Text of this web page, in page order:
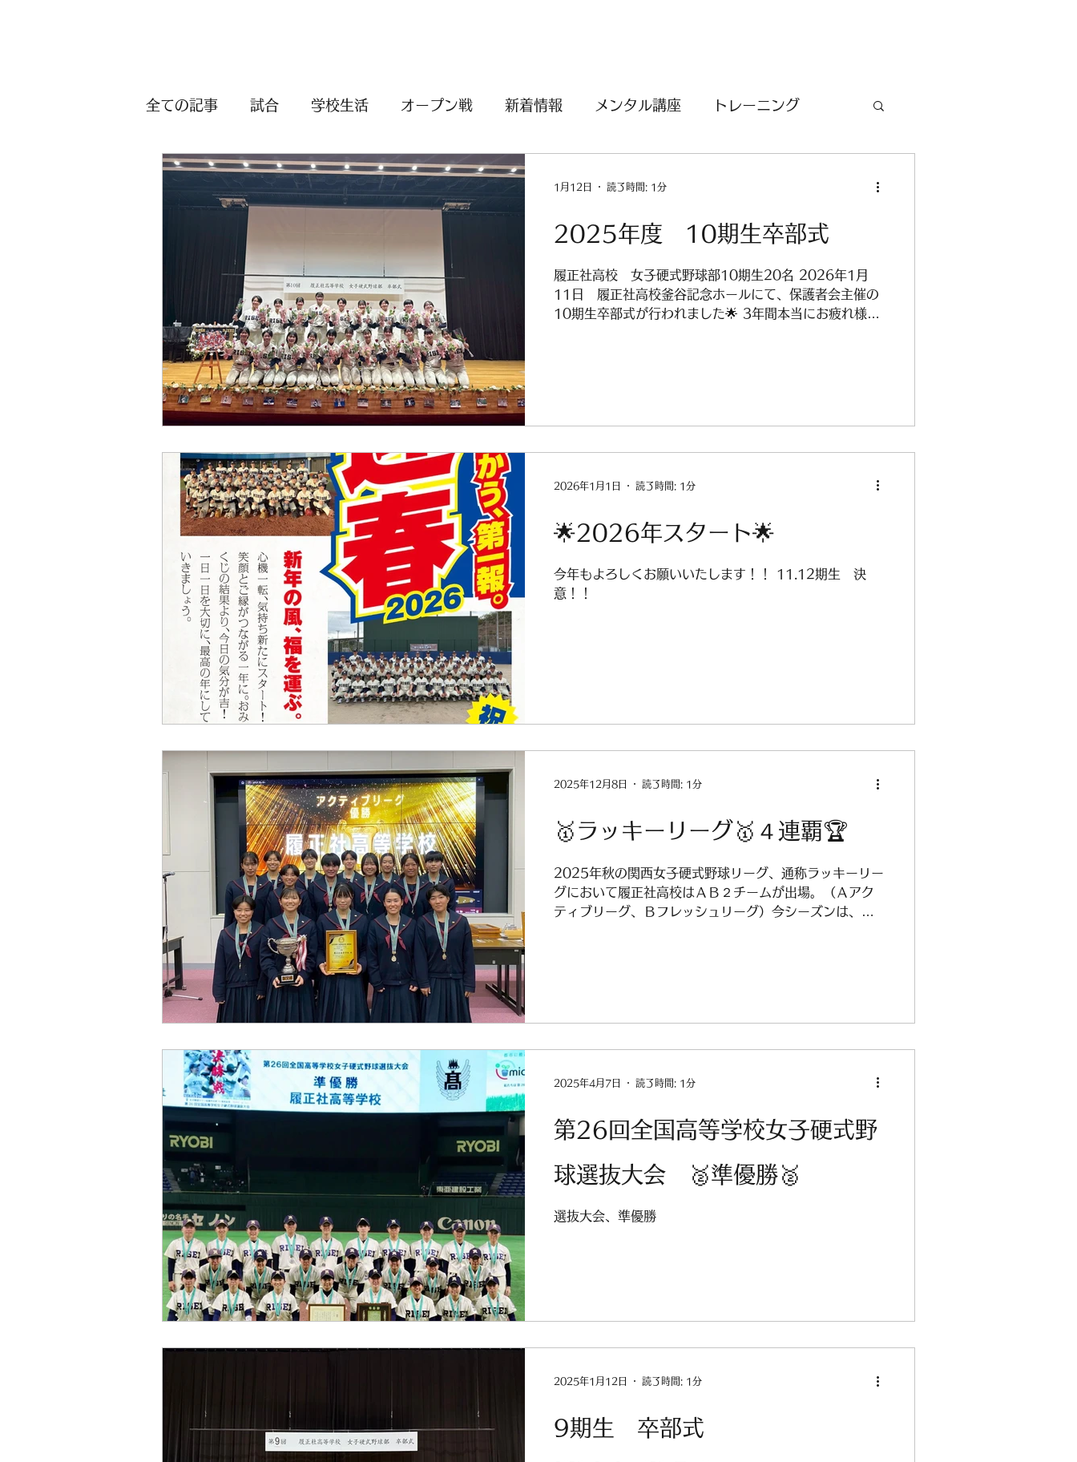
全ての記事 試合 学校生活 オープン戦 新着情報 メンタル講座 トレーニング
記事 ニュース 卒部式 履正社 2026
2025年度 10期生卒部式
履正社高校 女子硬式野球部10期生20名 2026年1月
11日 履正社高校釜谷記念ホールにて、保護者会主催の
10期生卒部式が行われました🌟 3年間本当にお疲れ様で
1月12日 読了時間: 1分
🌟2026年スタート🌟
今年もよろしくお願いいたします！！ 11.12期生 決
意！！
2026年1月1日 読了時間: 1分
🥇ラッキーリーグ🥇４連覇🏆
2025年秋の関西女子硬式野球リーグ、通称ラッキーリー
グにおいて履正社高校はＡＢ２チームが出場。（Ａアク
ティブリーグ、Ｂフレッシュリーグ）今シーズンは、２
率 履正社高校Ｂ 中川投手 首位打者 履正社高校Ｂ
2025年12月8日 読了時間: 1分
第26回全国高等学校女子硬式野
球選抜大会 🥈準優勝🥈
選抜大会、準優勝
2025年4月7日 読了時間: 1分
9期生 卒部式
2025年1月12日 読了時間: 1分